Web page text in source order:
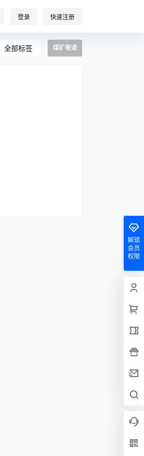
登录 快速注册
全部标签 煤矿巷道
解锁
会员
权限